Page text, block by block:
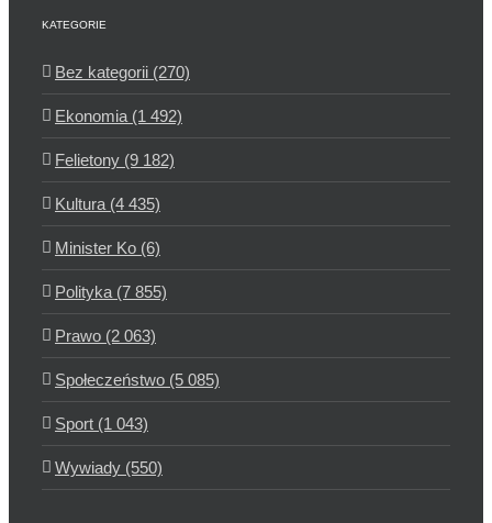
KATEGORIE
Bez kategorii (270)
Ekonomia (1 492)
Felietony (9 182)
Kultura (4 435)
Minister Ko (6)
Polityka (7 855)
Prawo (2 063)
Społeczeństwo (5 085)
Sport (1 043)
Wywiady (550)